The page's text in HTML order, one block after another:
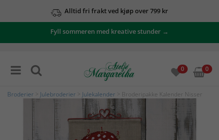
Alltid fri frakt ved kjøp over 799 kr
Fyll sommeren med kreative stunder →
0 0
Broderier Julebroderier Julekalender > Broderipakke Kalender Nisser